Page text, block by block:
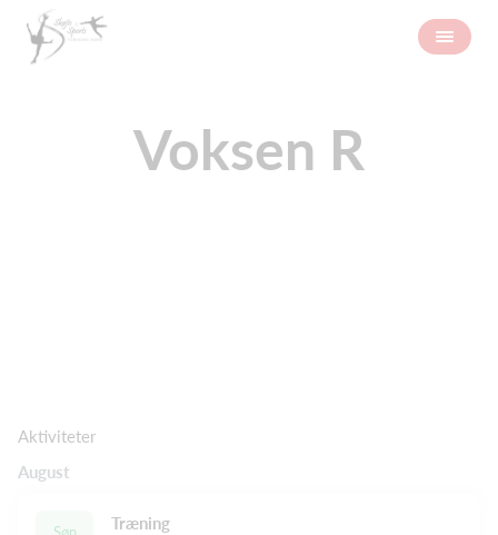
Voksen R
Aktiviteter
August
Søn Træning